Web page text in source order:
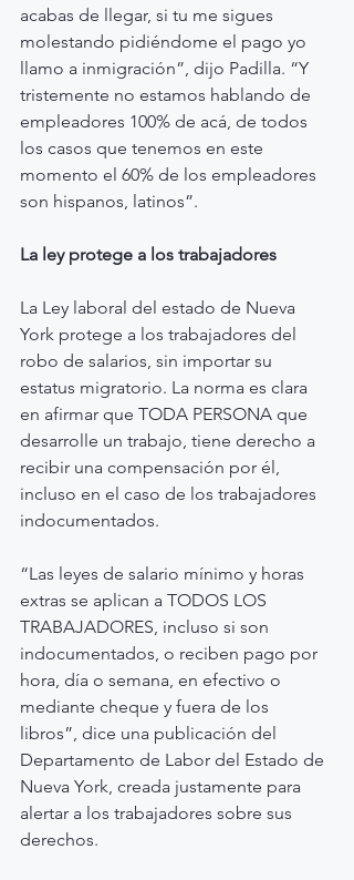
acabas de llegar, si tu me sigues
molestando pidiéndome el pago yo
llamo a inmigración”, dijo Padilla. “Y
tristemente no estamos hablando de
empleadores 100% de acá, de todos
los casos que tenemos en este
momento el 60% de los empleadores
son hispanos, latinos”.
La ley protege a los trabajadores
La Ley laboral del estado de Nueva
York protege a los trabajadores del
robo de salarios, sin importar su
estatus migratorio. La norma es clara
en afirmar que TODA PERSONA que
desarrolle un trabajo, tiene derecho a
recibir una compensación por él,
incluso en el caso de los trabajadores
indocumentados.
“Las leyes de salario mínimo y horas
extras se aplican a TODOS LOS
TRABAJADORES, incluso si son
indocumentados, o reciben pago por
hora, día o semana, en efectivo o
mediante cheque y fuera de los
libros”, dice una publicación del
Departamento de Labor del Estado de
Nueva York, creada justamente para
alertar a los trabajadores sobre sus
derechos.